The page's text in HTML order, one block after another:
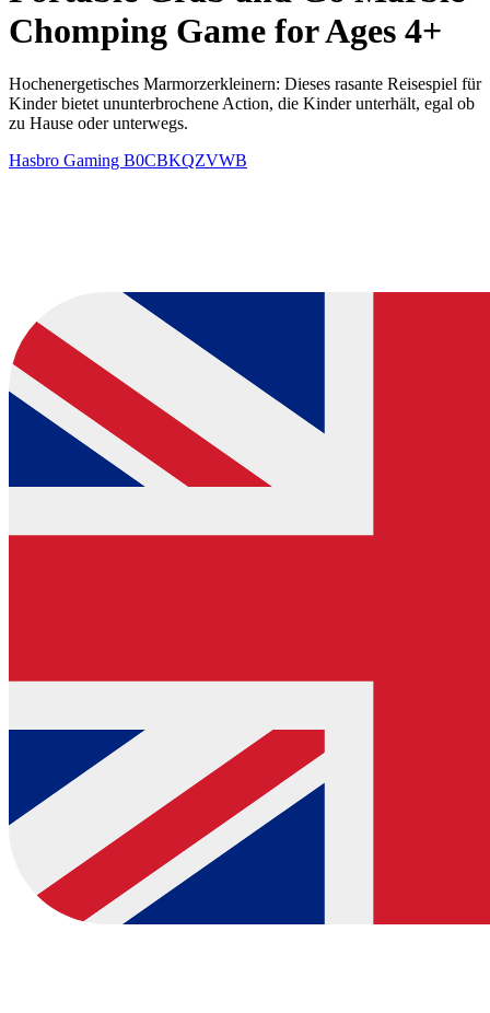
Chomping Game for Ages 4+
Hochenergetisches Marmorzerkleinern: Dieses rasante Reisespiel für
Kinder bietet ununterbrochene Action, die Kinder unterhält, egal ob
zu Hause oder unterwegs.
Hasbro Gaming B0CBKQZVWB